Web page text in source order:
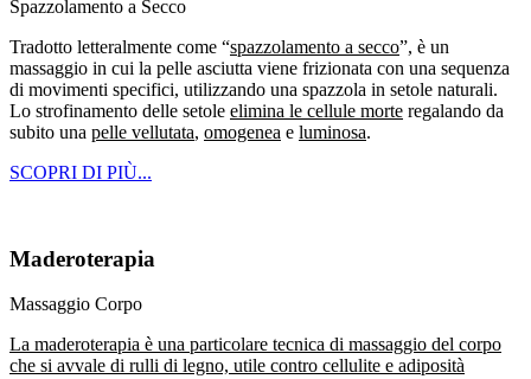
Spazzolamento a Secco
Tradotto letteralmente come “spazzolamento a secco”, è un
massaggio in cui la pelle asciutta viene frizionata con una sequenza
di movimenti specifici, utilizzando una spazzola in setole naturali.
Lo strofinamento delle setole elimina le cellule morte regalando da
subito una pelle vellutata, omogenea e luminosa.
SCOPRI DI PIÙ...
Maderoterapia
Massaggio Corpo
La maderoterapia è una particolare tecnica di massaggio del corpo
che si avvale di rulli di legno, utile contro cellulite e adiposità